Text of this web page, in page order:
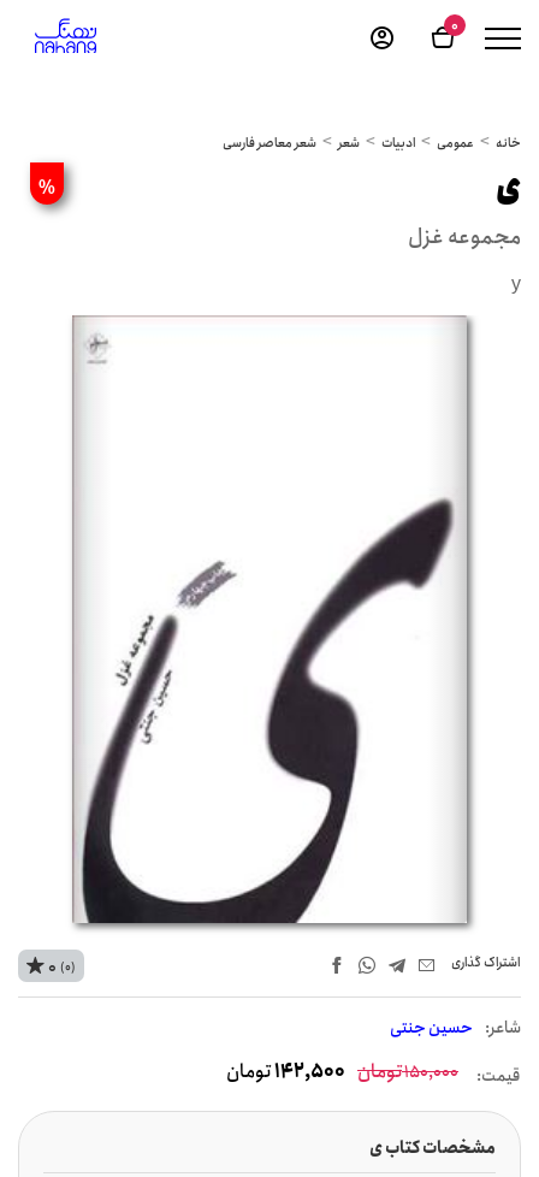
0
خانه عمومی ادبیات شعر شعر معاصر فارسی
% ی
مجموعه غزل
y
اشتراک‌ گذاری
شاعر: حسین جنتی
0 (0)
قیمت: 150,000تومان 142,500تومان
مشخصات کتاب ی